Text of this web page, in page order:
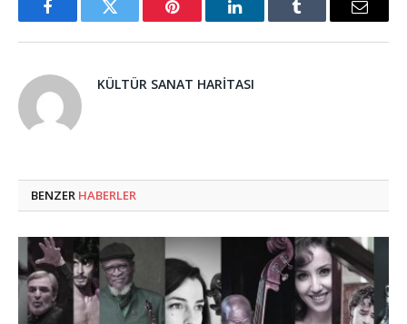
FacebookTwitter Pinterest LinkedInTumblr Email
KÜLTÜR SANAT HARITASI
BENZER HABERLER